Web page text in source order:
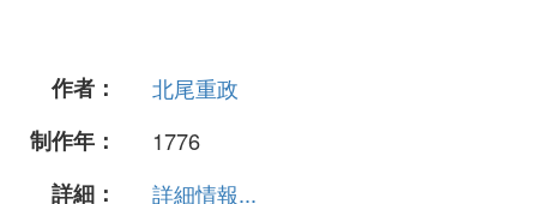
作者：
北尾重政
制作年：
1776
詳細：
詳細情報...